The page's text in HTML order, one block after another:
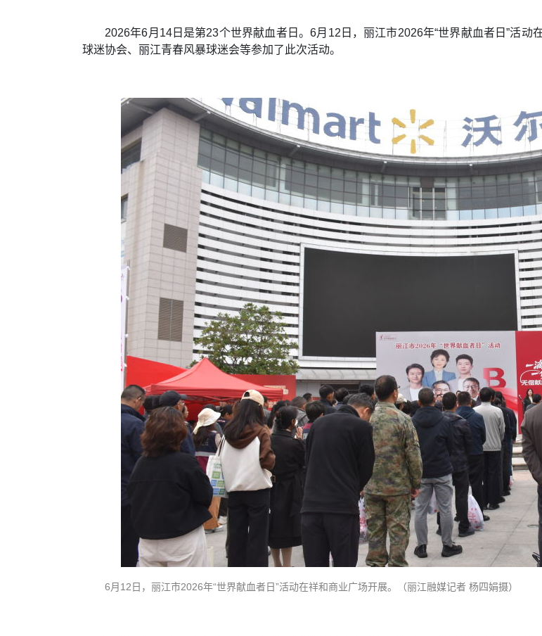
2026年6月14日是第23个世界献血者日。6月12日，丽江市2026年“世界献血者日”活
球迷协会、丽江青春风暴球迷会等参加了此次活动。
6月12日，丽江市2026年“世界献血者日”活动在祥和商业广场开展。（丽江融媒记者 杨四娟摄）